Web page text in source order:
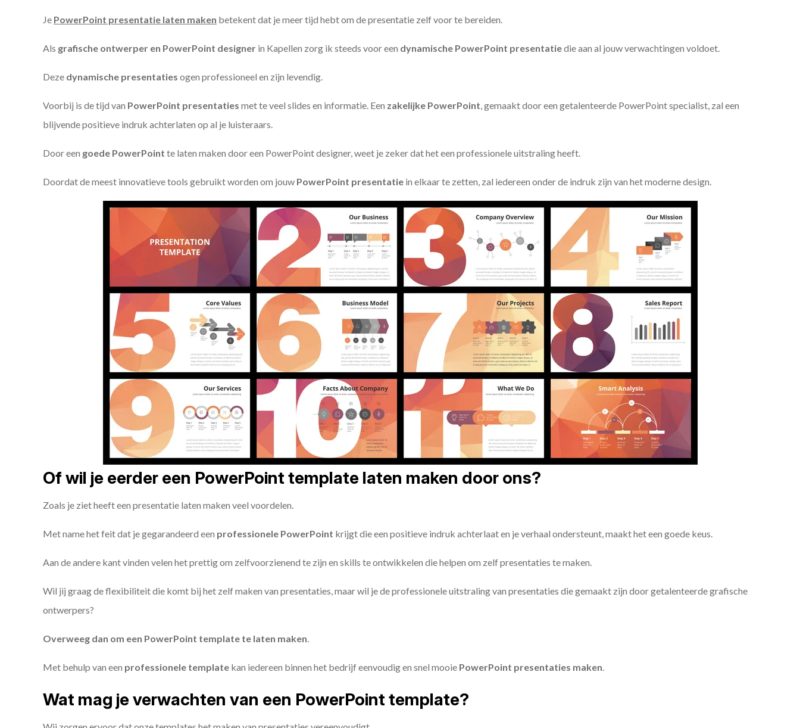
Je PowerPoint presentatie laten maken betekent dat je meer tijd hebt om de presentatie zelf voor te bereiden.
Als grafische ontwerper en PowerPoint designer in Kapellen zorg ik steeds voor een dynamische PowerPoint presentatiedie aan al jouw verwachtingen voldoet.
Deze dynamische presentaties ogen professioneel en zijn levendig.
Voorbij is de tijd van PowerPoint presentaties met te veel slides en informatie. Een zakelijke PowerPoint, gemaakt door een getalenteerde PowerPoint specialist, zal een
blijvende positieve indruk achterlaten op al je luisteraars.
Door een goede PowerPoint te laten maken door een PowerPoint designer, weet je zeker dat het een professionele uitstraling heeft.
Doordat de meest innovatieve tools gebruikt worden om jouw PowerPoint presentatie in elkaar te zetten, zal iedereen onder de indruk zijn van het moderne design.
Of wil je eerder een PowerPoint template laten maken door ons?
Zoals je ziet heeft een presentatie laten maken veel voordelen.
Met name het feit dat je gegarandeerd een professionele PowerPoint krijgt die een positieve indruk achterlaat en je verhaal ondersteunt, maakt het een goede keus.
Aan de andere kant vinden velen het prettig om zelfvoorzienend te zijn en skills te ontwikkelen die helpen om zelf presentaties te maken.
Wil jij graag de flexibiliteit die komt bij het zelf maken van presentaties, maar wil je de professionele uitstraling van presentaties die gemaakt zijn door getalenteerde grafische
ontwerpers?
Overweeg dan om een PowerPoint template te laten maken.
Met behulp van een professionele template kan iedereen binnen het bedrijf eenvoudig en snel mooie PowerPoint presentaties maken.
Wat mag je verwachten van een PowerPoint template?